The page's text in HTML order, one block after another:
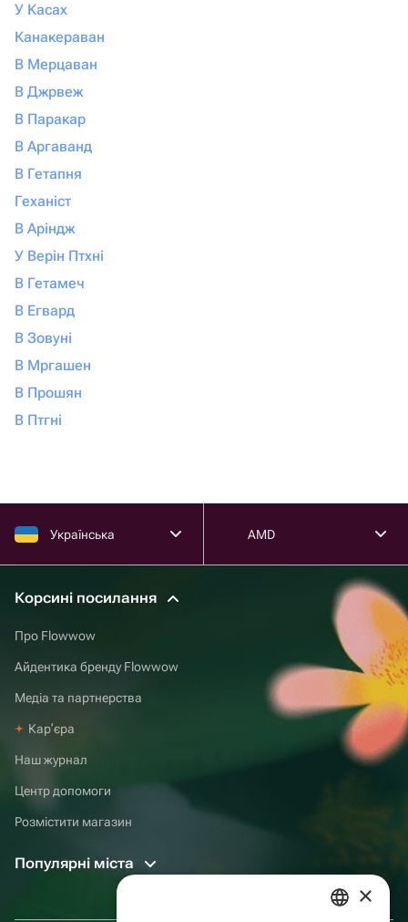
У Касах
Канакераван
В Мерцаван
В Джрвеж
В Паракар
В Аргаванд
В Гетапня
Геханіст
В Аріндж
У Верін Птхні
В Гетамеч
В Егвард
В Зовуні
В Мргашен
В Прошян
В Птгні
Українська AMD
Корсині посилання
Про Flowwow
Айдентика бренду Flowwow
Медіа та партнерства
Карʼєра
Наш журнал
Центр допомоги
Розмістити магазин
Популярні міста
×